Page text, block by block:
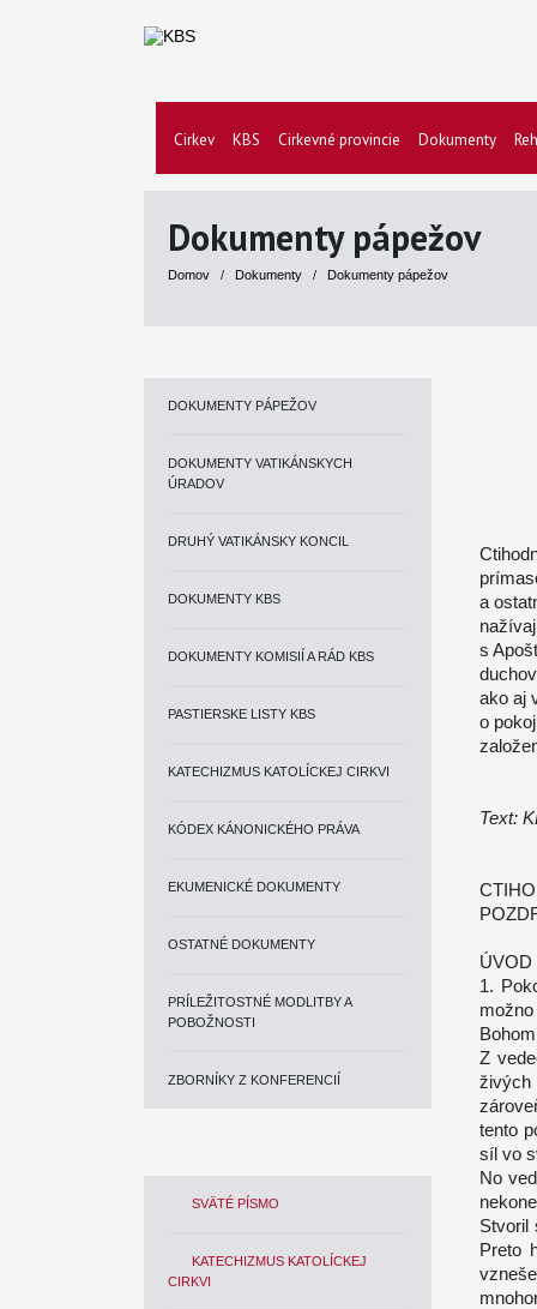
Cirkev KBS Cirkevné provincie Dokumenty
Dokumenty pápežov
Domov / Dokumenty / Dokumenty pápežov
DOKUMENTY PÁPEŽOV
DOKUMENTY VATIKÁNSKYCH
ÚRADOV
DRUHÝ VATIKÁNSKY KONCIL
DOKUMENTY KBS
DOKUMENTY KOMISIÍ A RÁD KBS
PASTIERSKE LISTY KBS
KATECHIZMUS KATOLÍCKEJ CIRKVI
KÓDEX KÁNONICKÉHO PRÁVA
EKUMENICKÉ DOKUMENTY
OSTATNÉ DOKUMENTY
PRÍLEŽITOSTNÉ MODLITBY A
POBOŽNOSTI
ZBORNÍKY Z KONFERENCIÍ
SVÄTÉ PÍSMO
KATECHIZMUS KATOLÍCKEJ
CIRKVI
a
s
ako aj
o
Text:
ÚVOD
1.
Z
tento
síl vo
No
Stvoril
Preto